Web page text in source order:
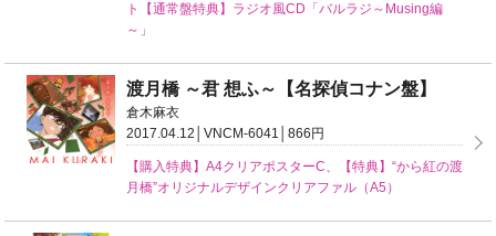
ト【通常盤特典】ラジオ風CD「バルラジ～Musing編
～」
渡月橋 ～君 想ふ～【名探偵コナン盤】
倉木麻衣
2017.04.12│VNCM-6041│866円
【購入特典】A4クリアポスターC、【特典】“から紅の渡
月橋”オリジナルデザインクリアファル（A5）